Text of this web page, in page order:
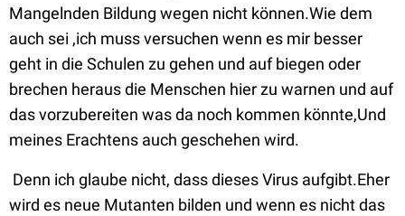
Mangelnden Bildung wegen nicht können.Wie dem
auch sei ,ich muss versuchen wenn es mir besser
geht in die Schulen zu gehen und auf biegen oder
brechen heraus die Menschen hier zu warnen und auf
das vorzubereiten was da noch kommen könnte,Und
meines Erachtens auch geschehen wird.
Denn ich glaube nicht, dass dieses Virus aufgibt.Eher
wird es neue Mutanten bilden und wenn es nicht das